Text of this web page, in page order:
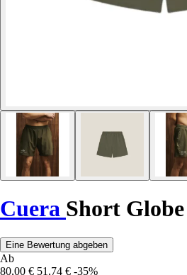
Cuera Short Globe
Eine Bewertung abgeben
Ab
80,00 € 51,74 € -35%